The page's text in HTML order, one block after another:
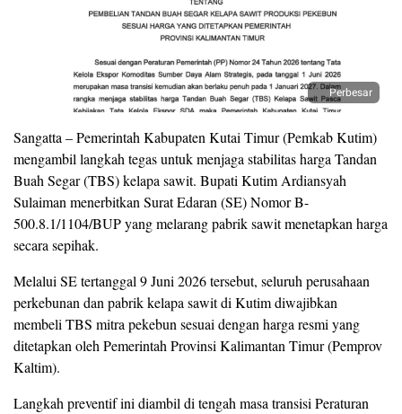
Perbesar
Sangatta – Pemerintah Kabupaten Kutai Timur (Pemkab Kutim)
mengambil langkah tegas untuk menjaga stabilitas harga Tandan
Buah Segar (TBS) kelapa sawit. Bupati Kutim Ardiansyah
Sulaiman menerbitkan Surat Edaran (SE) Nomor B-
500.8.1/1104/BUP yang melarang pabrik sawit menetapkan harga
secara sepihak.
Melalui SE tertanggal 9 Juni 2026 tersebut, seluruh perusahaan
perkebunan dan pabrik kelapa sawit di Kutim diwajibkan
membeli TBS mitra pekebun sesuai dengan harga resmi yang
ditetapkan oleh Pemerintah Provinsi Kalimantan Timur (Pemprov
Kaltim).
Langkah preventif ini diambil di tengah masa transisi Peraturan